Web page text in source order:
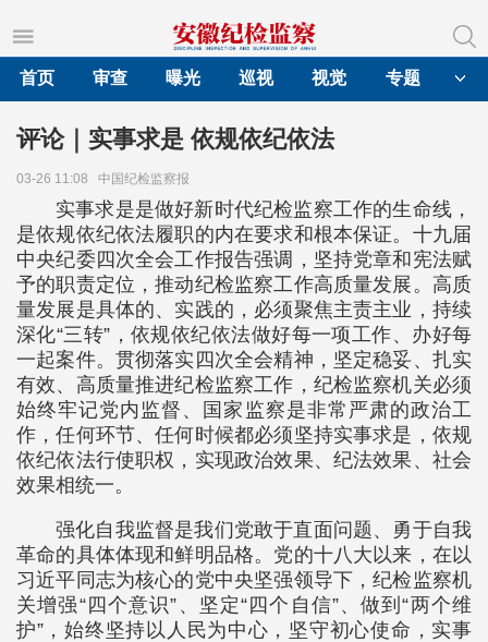
首页
审查 曝光 巡视 视觉 专题
评论｜实事求是 依规依纪依法
03-26 11:08 中国纪检监察报
实事求是是做好新时代纪检监察工作的生命线，
是依规依纪依法履职的内在要求和根本保证。十九届
中央纪委四次全会工作报告强调，坚持党章和宪法赋
予的职责定位，推动纪检监察工作高质量发展。高质
量发展是具体的、实践的，必须聚焦主责主业，持续
深化“三转”，依规依纪依法做好每一项工作、办好每
一起案件。贯彻落实四次全会精神，坚定稳妥、扎实
有效、高质量推进纪检监察工作，纪检监察机关必须
始终牢记党内监督、国家监察是非常严肃的政治工
作，任何环节、任何时候都必须坚持实事求是，依规
依纪依法行使职权，实现政治效果、纪法效果、社会
效果相统一。
强化自我监督是我们党敢于直面问题、勇于自我
革命的具体体现和鲜明品格。党的十八大以来，在以
习近平同志为核心的党中央坚强领导下，纪检监察机
关增强“四个意识”、坚定“四个自信”、做到“两个维
护”，始终坚持以人民为中心，坚守初心使命，实事